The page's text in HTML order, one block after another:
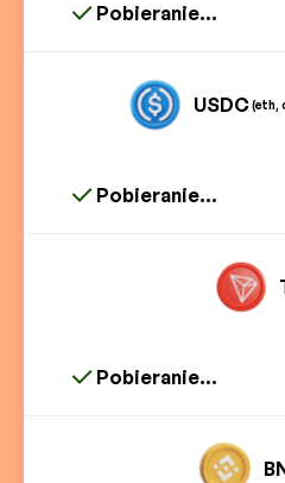
Pobieranie...
USDC(eth,
Pobieranie...
Pobieranie...